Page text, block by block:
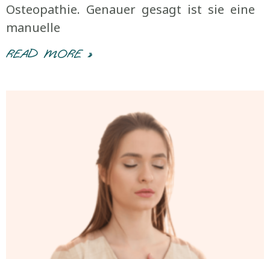
Osteopathie. Genauer gesagt ist sie eine
manuelle
READ MORE »